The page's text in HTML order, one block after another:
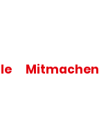
Mitmachen